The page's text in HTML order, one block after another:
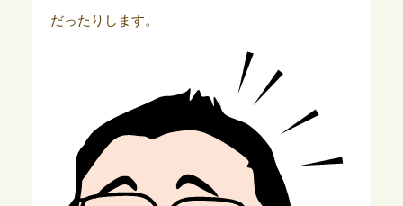
だったりします。